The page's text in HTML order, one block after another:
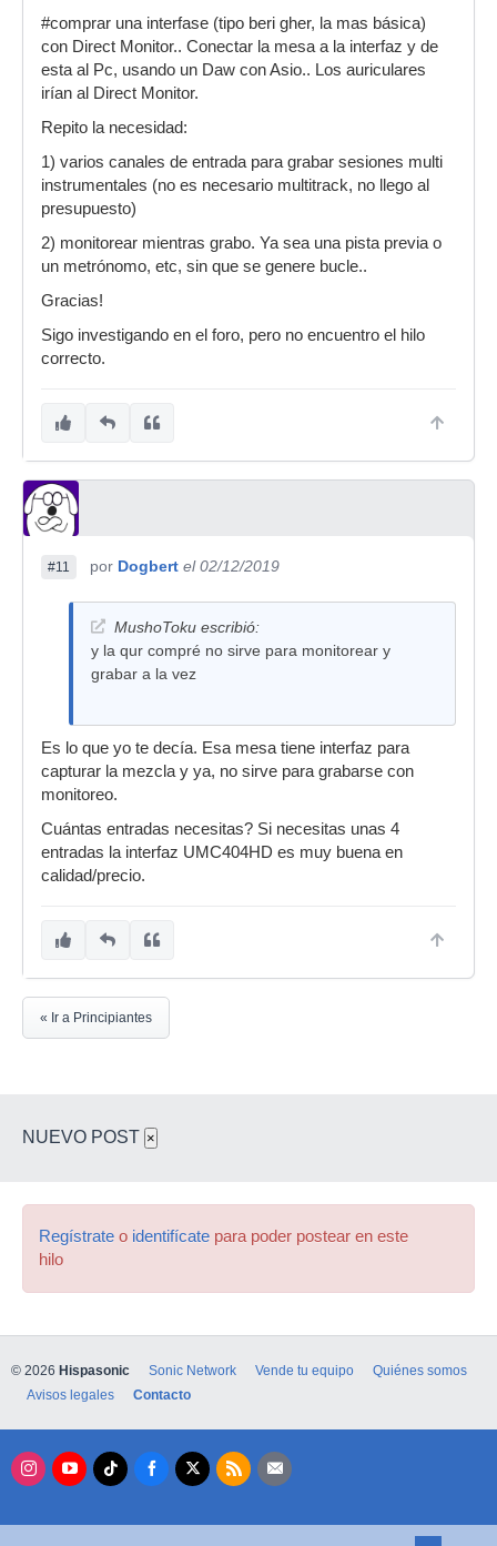
#comprar una interfase (tipo beri gher, la mas básica)
con Direct Monitor.. Conectar la mesa a la interfaz y de
esta al Pc, usando un Daw con Asio.. Los auriculares
irían al Direct Monitor.
Repito la necesidad:
1) varios canales de entrada para grabar sesiones multi
instrumentales (no es necesario multitrack, no llego al
presupuesto)
2) monitorear mientras grabo. Ya sea una pista previa o
un metrónomo, etc, sin que se genere bucle..
Gracias!
Sigo investigando en el foro, pero no encuentro el hilo
correcto.
#11 por Dogbert el 02/12/2019
MushoToku escribió:
y la qur compré no sirve para monitorear y
grabar a la vez
Es lo que yo te decía. Esa mesa tiene interfaz para
capturar la mezcla y ya, no sirve para grabarse con
monitoreo.
Cuántas entradas necesitas? Si necesitas unas 4
entradas la interfaz UMC404HD es muy buena en
calidad/precio.
« Ir a Principiantes
NUEVO POST ×
Regístrate o identifícate para poder postear en este
hilo
© 2026 Hispasonic Sonic Network Vende tu equipo
Quiénes somos
Avisos legales
Contacto